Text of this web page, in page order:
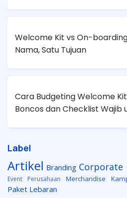
Welcome Kit vs On-
Nama, Satu Tujuan
Cara Budgeting Welcome
Boncos dan Checklist Wajib
Label
Artikel Branding Corporate
Event Perusahaan Merchandise
Paket Lebaran